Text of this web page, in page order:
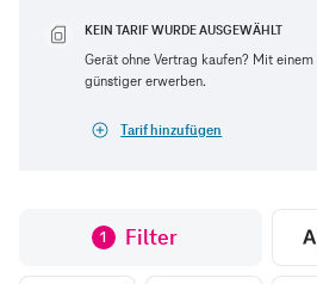
KEIN TARIF WURDE AUSGEWÄHLT
Gerät ohne Vertrag kaufen? Mit
günstiger erwerben.
Tarif hinzufügen
1 Filter